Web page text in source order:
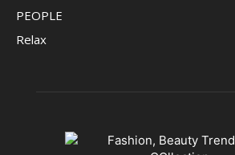
PEOPLE
Relax